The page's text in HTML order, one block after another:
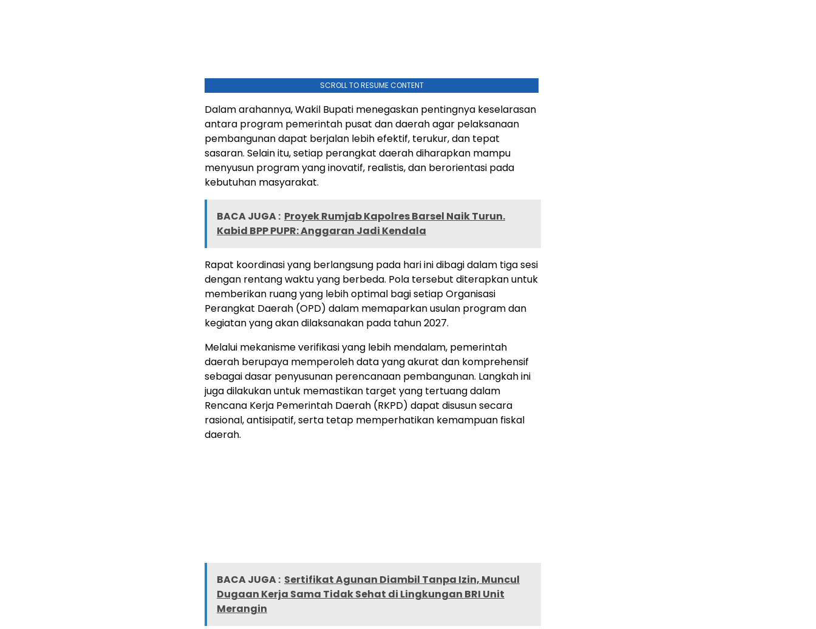
SCROLL TO RESUME CONTENT
Dalam arahannya, Wakil Bupati menegaskan pentingnya keselarasan
antara program pemerintah pusat dan daerah agar pelaksanaan
pembangunan dapat berjalan lebih efektif, terukur, dan tepat
sasaran. Selain itu, setiap perangkat daerah diharapkan mampu
menyusun program yang inovatif, realistis, dan berorientasi pada
kebutuhan masyarakat.
BACA JUGA : Proyek Rumjab Kapolres Barsel Naik Turun.
Kabid BPP PUPR: Anggaran Jadi Kendala
Rapat koordinasi yang berlangsung pada hari ini dibagi dalam tiga sesi
dengan rentang waktu yang berbeda. Pola tersebut diterapkan untuk
memberikan ruang yang lebih optimal bagi setiap Organisasi
Perangkat Daerah (OPD) dalam memaparkan usulan program dan
kegiatan yang akan dilaksanakan pada tahun 2027.
Melalui mekanisme verifikasi yang lebih mendalam, pemerintah
daerah berupaya memperoleh data yang akurat dan komprehensif
sebagai dasar penyusunan perencanaan pembangunan. Langkah ini
juga dilakukan untuk memastikan target yang tertuang dalam
Rencana Kerja Pemerintah Daerah (RKPD) dapat disusun secara
rasional, antisipatif, serta tetap memperhatikan kemampuan fiskal
daerah.
BACA JUGA : Sertifikat Agunan Diambil Tanpa Izin, Muncul
Dugaan Kerja Sama Tidak Sehat di Lingkungan BRI Unit
Merangin